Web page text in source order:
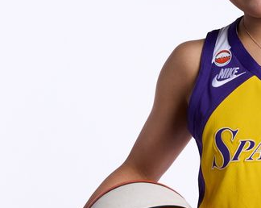
35도 '무더위'…동해안 시간당 30㎜ '강한 비'[내일날
강인 "감독님이 원하는 마음 느꼈고, 많은 트로피 원해
40도 육박 '펄펄'…동해안 일부 지역엔 호의주의보
환 사망자 3명 늘어…누적 환자 3000명 돌파
간당 81.4㎜ 물폭탄…도로 잠기고 담벼락 붕괴
80년근 천종산삼 9뿌리 발견…감정가 1.3억원
해루질 나섰다 실종 60대, 닷새 만에 숨진 채 발견
고야 아시안게임서 '홈팀' 일본과 한일전
해상서 모터보트 전복…1명 사망·1명 실종